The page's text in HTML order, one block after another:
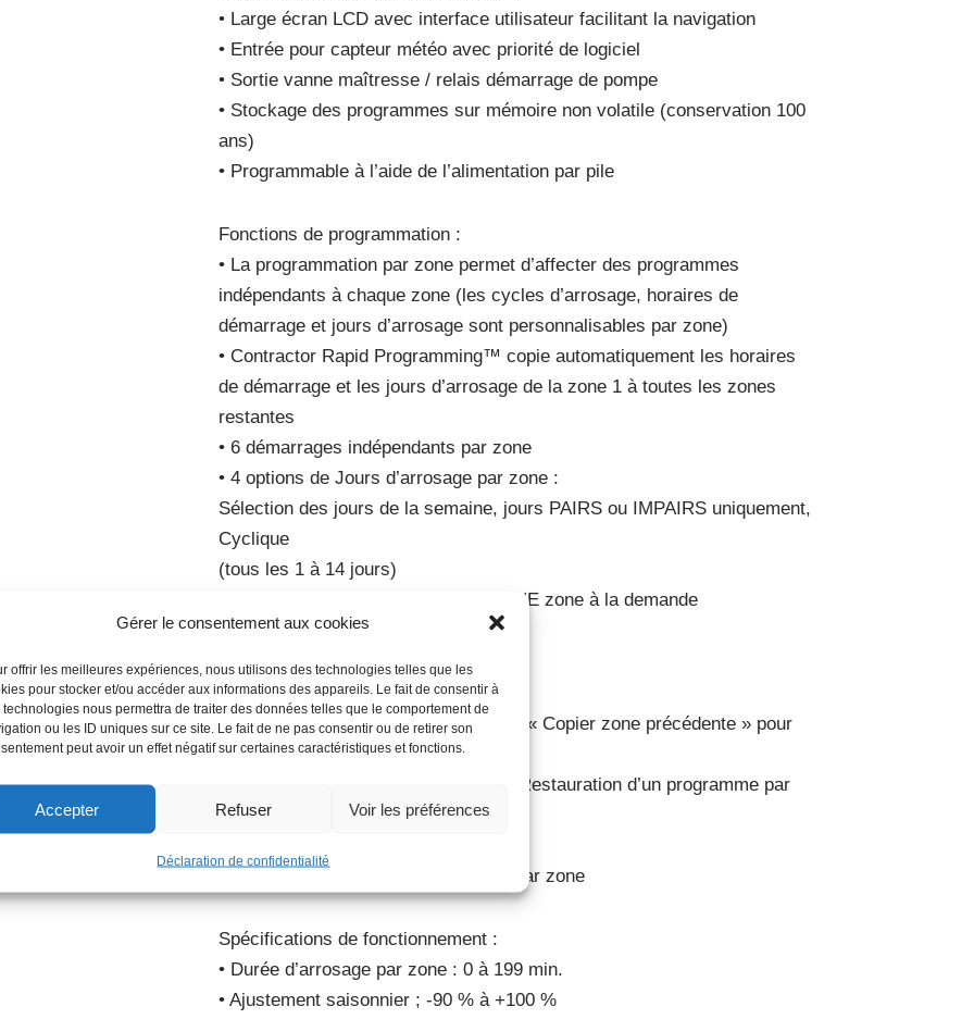
Gérer le consentement aux cookies
offrir les meilleures expériences, nous utilisons des technologies telles que les
pour stocker et/ou accéder aux informations des appareils. Le fait de consentir à
technologies nous permettra de traiter des données telles que le comportement de
ou les ID uniques sur ce site. Le fait de ne pas consentir ou de retirer son
peut avoir un effet négatif sur certaines caractéristiques et fonctions.
Accepter Refuser Voir les préférences
Déclaration de confidentialité
• Large écran LCD avec interface utilisateur facilitant la navigation
• Entrée pour capteur météo avec priorité de logiciel
• Sortie vanne maîtresse / relais démarrage de pompe
• Stockage des programmes sur mémoire non volatile (conservation 100
ans)
• Programmable à l’aide de l’alimentation par pile
Fonctions de programmation :
• La programmation par zone permet d’affecter des programmes
indépendants à chaque zone (les cycles d’arrosage, horaires de
démarrage et jours d’arrosage sont personnalisables par zone)
• Contractor Rapid Programming™ copie automatiquement les horaires
de démarrage et les jours d’arrosage de la zone 1 à toutes les zones
restantes
• 6 démarrages indépendants par zone
• 4 options de Jours d’arrosage par zone :
Sélection des jours de la semaine, jours PAIRS ou IMPAIRS uniquement,
Cyclique
(tous les 1 à 14 jours)
• Arrosage manuel de TOUTES ou UNE zone à la demande
Fonctions avancées :
• Coupe-circuit électronique
• Contractor Rapid Programming™ et « Copier zone précédente » pour
une configuration initiale plus rapide
• Contractor DefaultTM Sauvegarde/ Restauration d’un programme par
défaut
• Désactivation de la sonde de pluie par zone
Spécifications de fonctionnement :
• Durée d’arrosage par zone : 0 à 199 min.
• Ajustement saisonnier ; -90 % à +100 %